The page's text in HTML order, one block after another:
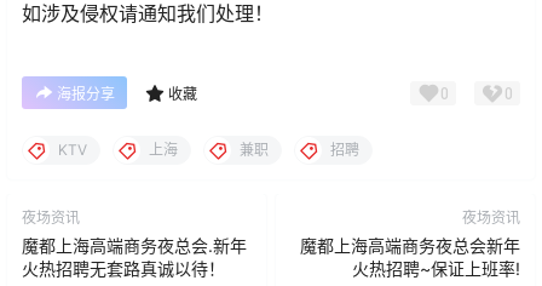
如涉及侵权请通知我们处理！
海报分享 收藏 0 0
KTV 上海 兼职 招聘
夜场资讯
魔都上海高端商务夜总会.新年
火热招聘无套路真诚以待！
夜场资讯
魔都上海高端商务夜总会新年
火热招聘~保证上班率!